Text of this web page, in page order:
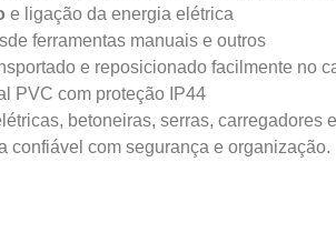
e ligação da energia elétrica
ferramentas manuais e outros
e reposicionado facilmente no
PVC com proteção IP44
betoneiras, serras,
confiável com segurança e organização.